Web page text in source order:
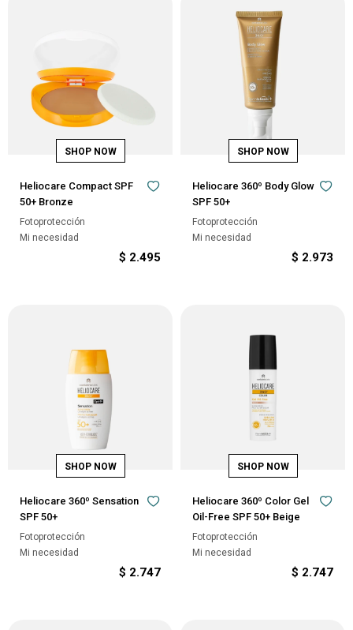
Heliocare Compact SPF
50+ Bronze
Fotoprotección
Mi necesidad
$ 2.495
Heliocare 360º Body Glow
SPF 50+
Fotoprotección
Mi necesidad
$ 2.973
Heliocare 360º Sensation
SPF 50+
Fotoprotección
Mi necesidad
$ 2.747
Heliocare 360º Color Gel
Oil-Free SPF 50+ Beige
Fotoprotección
Mi necesidad
$ 2.747